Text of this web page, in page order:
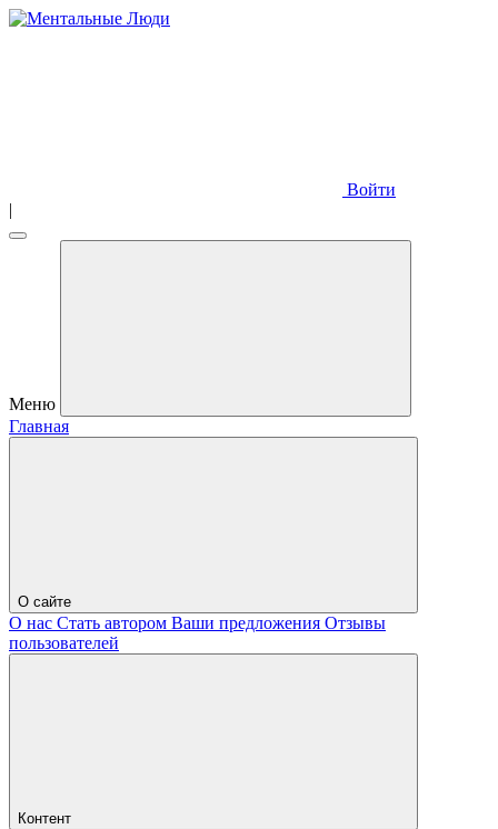
Войти
|
Меню
Главная
О сайте
О нас Стать автором Ваши предложения Отзывы
пользователей
Контент